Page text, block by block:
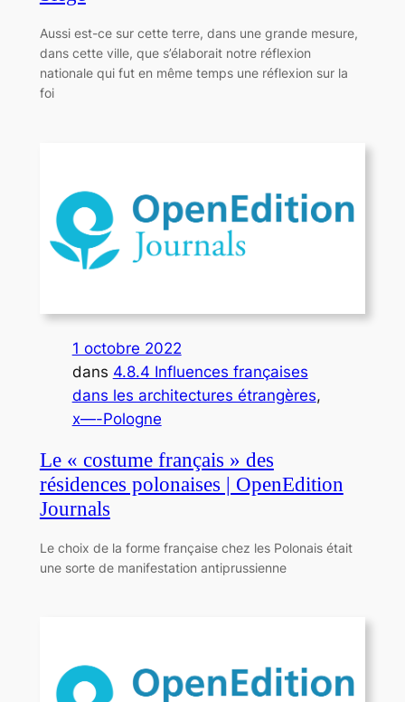
Aussi est-ce sur cette terre, dans une grande mesure,
dans cette ville, que s’élaborait notre réflexion
nationale qui fut en même temps une réflexion sur la
foi
1 octobre 2022
dans 4.8.4 Influences françaises
dans les architectures étrangères
x—-Pologne
Le « costume français » des
résidences polonaises | OpenEdition
Journals
Le choix de la forme française chez les Polonais était
une sorte de manifestation antiprussienne